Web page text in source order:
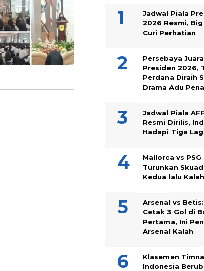
Jadwal Piala
2026 Resmi,
Curi Perhatian
Persebaya
Presiden 2026,
Perdana Diraih
Drama Adu
Jadwal Piala
Resmi Dirilis,
Hadapi Tiga
Mallorca vs PSG
Turunkan
Kedua lalu
Arsenal vs
Cetak 3 Gol di
Pertama, Ini
Arsenal Kalah
Klasemen
Indonesia